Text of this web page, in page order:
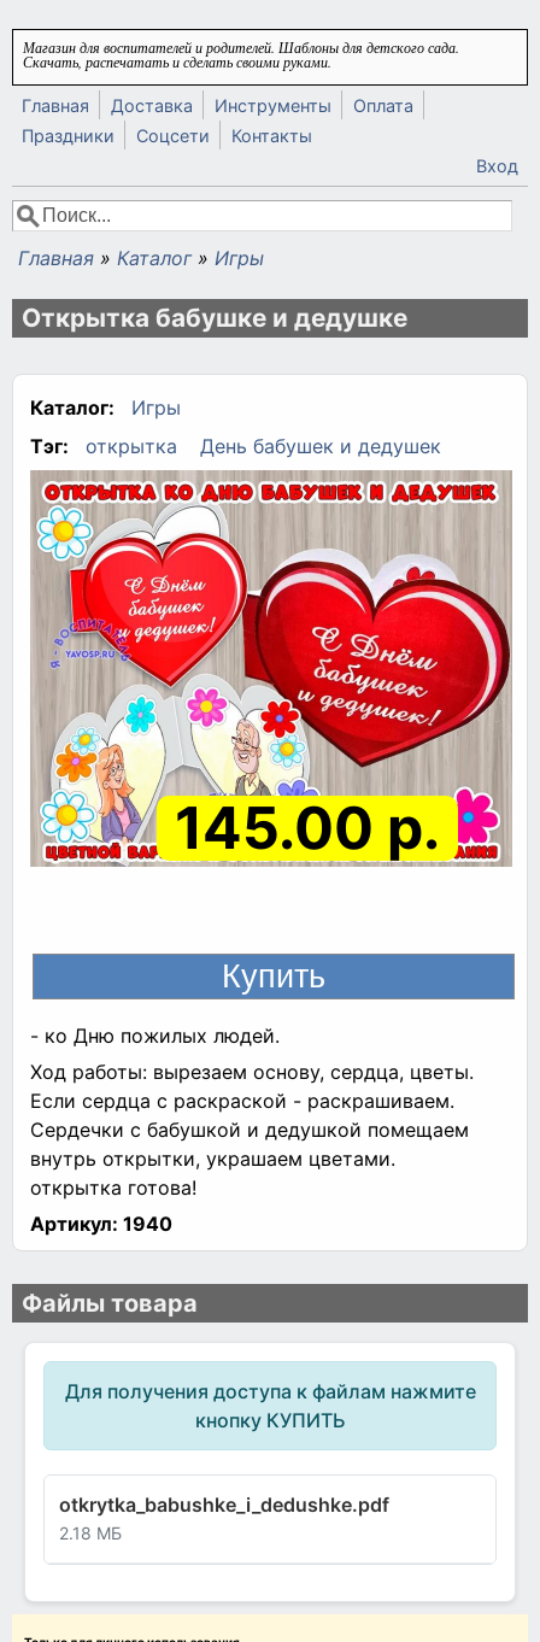
Перейти к основному содержанию
Магазин для воспитателей и родителей. Шаблоны для детского сада.
Скачать, распечатать и сделать своими руками.
Главная Доставка Инструменты
Оплата
Праздники
Соцсети
Контакты
Вход
Форма поиска
Поиск
Вы здесь
Главная » Каталог » Игры
Открытка бабушке и дедушке
Каталог:
Игры
Тэг:
открытка День бабушек и дедушек
145.00 р.
- ко Дню пожилых людей.
Ход работы: вырезаем основу, сердца, цветы.
Если сердца с раскраской - раскрашиваем.
Сердечки с бабушкой и дедушкой помещаем
внутрь открытки, украшаем цветами.
открытка готова!
Артикул: 1940
Файлы товара
Для получения доступа к файлам нажмите
кнопку КУПИТЬ
otkrytka_babushke_i_dedushke.pdf
2.18 МБ